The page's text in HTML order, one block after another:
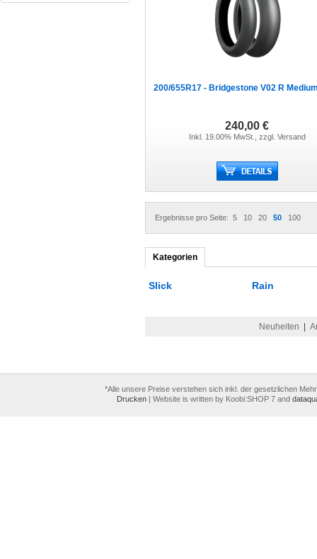
200/655R17 - Bridgestone V02 R
240,00 €
Inkl. 19.00% MwSt., zzgl. Versand
Ergebnisse pro Seite: 5 10 20 50 100
Kategorien
Slick Rain
Neuheiten
*Alle unsere Preise verstehen sich inkl. der gesetzlichen
Drucken | Website is written by Koobi:SHOP 7 and